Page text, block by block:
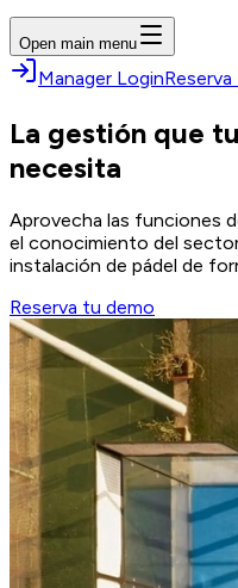
Open main menu
Manager Login
La gestión que
necesita
Aprovecha las funciones
el conocimiento del
instalación de pádel de
Reserva tu demo